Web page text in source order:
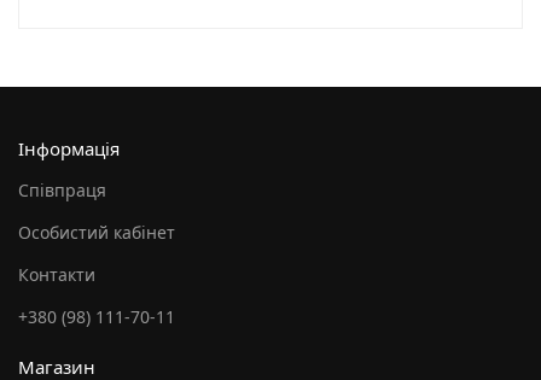
Інформація
Співпраця
Особистий кабінет
Контакти
+380 (98) 111-70-11
Магазин